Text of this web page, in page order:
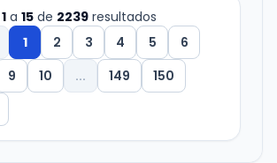
1 a 15 de 2239 resultados
1 2 3 4 5
6
9 10 ... 149
150